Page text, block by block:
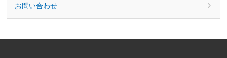
お問い合わせ